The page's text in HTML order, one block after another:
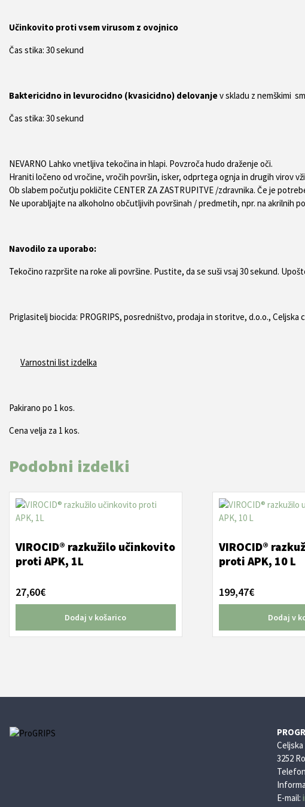
Učinkovito proti vsem virusom z ovojnico
Čas stika: 30 sekund
Baktericidno in levurocidno (kvasicidno) delovanjev skladu z nemškimi
Čas stika: 30 sekund
NEVARNO Lahko vnetljiva tekočina in hlapi. Povzroča hudo draženje oči.
Hraniti ločeno od vročine, vročih površin, isker, odprtega ognja in drugih virov
Ob slabem počutju pokličite CENTER ZA ZASTRUPITVE /zdravnika. Če je
Ne uporabljajte na alkoholno občutljivih površinah / predmetih, npr. na akrilnih
Navodilo za uporabo:
Tekočino razpršite na roke ali površine. Pustite, da se suši vsaj 30 sekund.
Priglasitelj biocida: PROGRIPS, posredništvo, prodaja in storitve, d.o.o., Celjska
Varnostni list izdelka
Pakirano po 1 kos.
Cena velja za 1 kos.
Podobni izdelki
VIROCID® razkužilo učinkovito
proti APK, 1L
27,60€
Dodaj v košarico
VIROCID®
proti APK, 10 L
199,47€
Dodaj v
3252
E-mail: